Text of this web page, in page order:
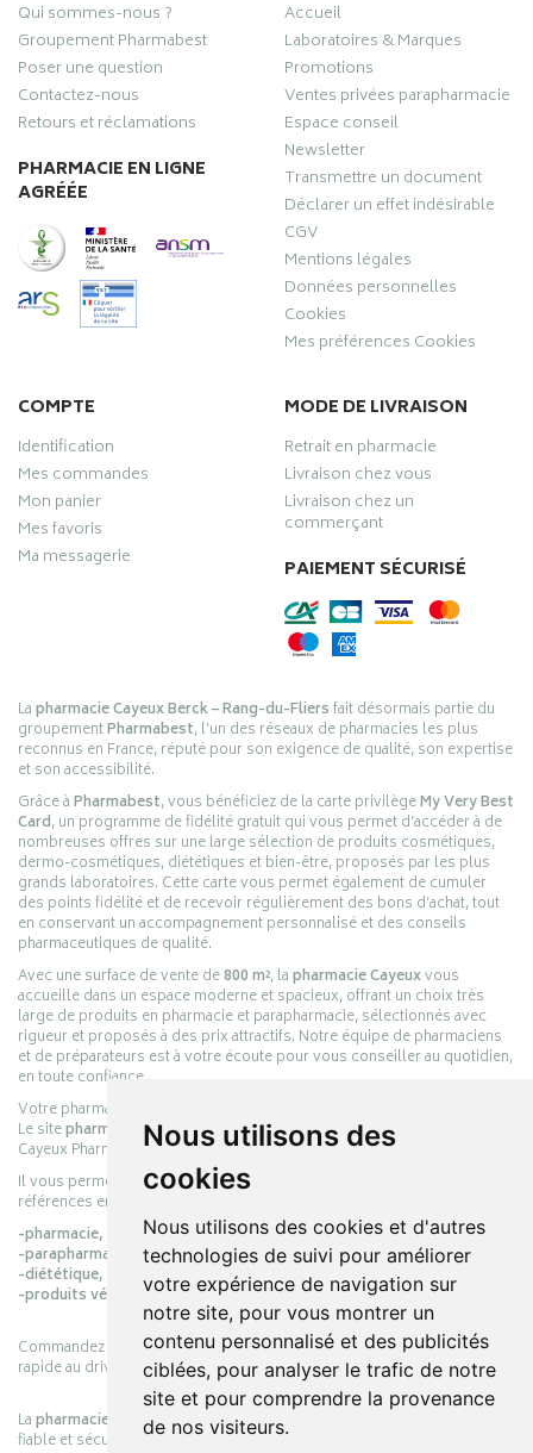
Nous utilisons des
cookies
Nous utilisons des cookies et d'autres
technologies de suivi pour améliorer
votre expérience de navigation sur
notre site, pour vous montrer un
contenu personnalisé et des publicités
ciblées, pour analyser le trafic de notre
site et pour comprendre la provenance
de nos visiteurs.
Qui sommes-nous ?
Groupement Pharmabest
Poser une question
Contactez-nous
Retours et réclamations
PHARMACIE EN LIGNE
AGRÉÉE
Accueil
Laboratoires & Marques
Promotions
Ventes privées parapharmacie
Espace conseil
Newsletter
Transmettre un document
Déclarer un effet indésirable
CGV
Mentions légales
Données personnelles
Cookies
Mes préférences Cookies
COMPTE
Identification
Mes commandes
Mon panier
Mes favoris
Ma messagerie
MODE DE LIVRAISON
Retrait en pharmacie
Livraison chez vous
Livraison chez un
commerçant
PAIEMENT SÉCURISÉ
Lapharmacie Cayeux Berck – Rang-du-Fliersfait désormais partie du
groupementPharmabest, l’un des réseaux de pharmacies les plus
reconnus en France, réputé pour son exigence de qualité, son expertise
et son accessibilité.
Grâce àPharmabest, vous bénéficiez de la carte privilègeMy Very Best
Card, un programme de fidélité gratuit qui vous permet d’accéder à de
nombreuses offres sur une large sélection de produits cosmétiques,
dermo-cosmétiques, diététiques et bien-être, proposés par les plus
grands laboratoires. Cette carte vous permet également de cumuler
des points fidélité et de recevoir régulièrement des bons d’achat, tout
en conservant un accompagnement personnalisé et des conseils
pharmaceutiques de qualité.
Avec une surface de vente de800 m², lapharmacie Cayeuxvous
accueille dans un espace moderne et spacieux, offrant un choix très
large de produits en pharmacie et parapharmacie, sélectionnés avec
rigueur et proposés à des prix attractifs. Notre équipe de pharmaciens
et de préparateurs est à votre écoute pour vous conseiller au quotidien,
en toute confiance.
Votre pharmacie en ligne :
Le sitepharmacie-cayeux.frest le prolongement digital de la pharmacie
Cayeux Pharmabest Berck-sur-Mer – Rang-du-Fliers.
Il vous permet de réaliser vos achats en ligne parmi des milliers de
références en :
-pharmacie,
-parapharmacie,
-diététique,
-produits vétérinaires.
Commandez simplement vos produits en ligne et choisissez le retrait
rapide au drive ou la livraison à domicile, en toute simplicité.
Lapharmacie Cayeuxs’engage à vous offrir une expérience pratique,
fiable et sécurisée, en officine comme en ligne, au service de votre